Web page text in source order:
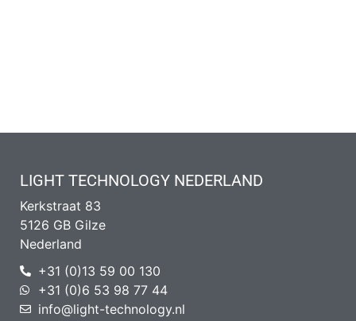
LIGHT TECHNOLOGY NEDERLAND
Kerkstraat 83
5126 GB Gilze
Nederland
+31 (0)13 59 00 130
+31 (0)6 53 98 77 44
info@light-technology.nl